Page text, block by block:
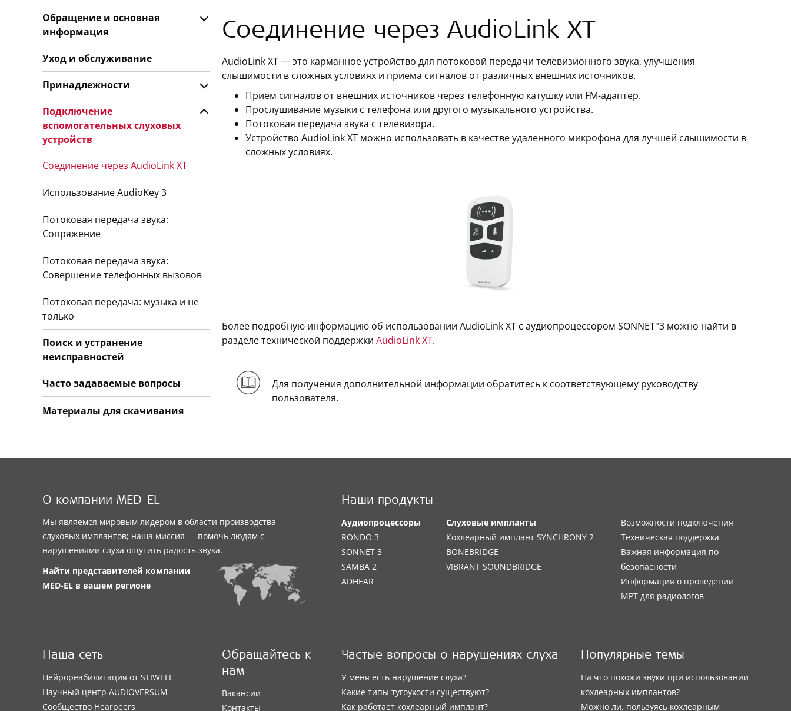
Соединение через AudioLink XT
AudioLink XT — это карманное устройство для потоковой передачи телевизионного звука, улучшения
слышимости в сложных условиях и приема сигналов от различных внешних источников.
Прием сигналов от внешних источников через телефонную катушку или FM-адаптер.
Прослушивание музыки с телефона или другого музыкального устройства.
Потоковая передача звука с телевизора.
Устройство AudioLink XT можно использовать в качестве удаленного микрофона для лучшей слышимости в
сложных условиях.
Более подробную информацию об использовании AudioLink XT с аудиопроцессором SONNET°3 можно найти в
разделе технической поддержки AudioLink XT.
Для получения дополнительной информации обратитесь к соответствующему руководству
пользователя.
Обращение и основная
информация
Уход и обслуживание
Принадлежности
Подключение
вспомогательных слуховых
устройств
Соединение через AudioLink XT
Использование AudioKey 3
Потоковая передача звука:
Сопряжение
Потоковая передача звука:
Совершение телефонных вызовов
Потоковая передача: музыка и не
только
Поиск и устранение
неисправностей
Часто задаваемые вопросы
Материалы для скачивания
О компании MED-EL
Мы являемся мировым лидером в области производства
слуховых имплантов; наша миссия — помочь людям с
нарушениями слуха ощутить радость звука.
Найти представителей компании
MED-EL в вашем регионе
Наши продукты
Аудиопроцессоры
RONDO 3
SONNET 3
SAMBA 2
ADHEAR
Слуховые импланты
Кохлеарный имплант SYNCHRONY 2
BONEBRIDGE
VIBRANT SOUNDBRIDGE
Возможности подключения
Техническая поддержка
Важная информация по
безопасности
Информация о проведении
МРТ для радиологов
Частые вопросы о нарушениях слуха
У меня есть нарушение слуха?
Какие типы тугоухости существуют?
Как работает кохлеарный имплант?
Популярные темы
На что похожи звуки при использовании
кохлеарных имплантов?
Можно ли, пользуясь кохлеарным
Наша сеть
Нейрореабилитация от STIWELL
Научный центр AUDIOVERSUM
Сообщество Hearpeers
Обращайтесь к
нам
Вакансии
Контакты